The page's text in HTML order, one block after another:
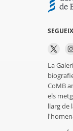
La
CoMB
els
llarg de